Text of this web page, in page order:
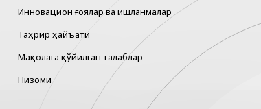
Инновацион ғоялар ва ишланмалар
Таҳрир ҳайъати
Мақолага қўйилган талаблар
Низоми